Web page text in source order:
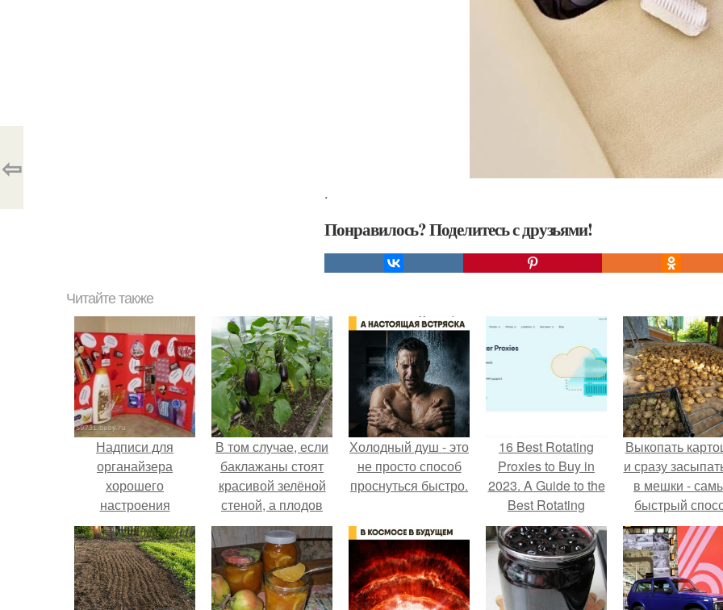
.
Понравилось? Поделитесь с друзьями!
⇦
Читайте также
Надписи для
органайзера
хорошего
настроения
распечатать. Идеи
"Органайзеров
Хорошего
Настроения" с
примерами
В том случае, если
баклажаны стоят
красивой зелёной
стеной, а плодов
почти не видно -
радоваться тут
нечему.
Холодный душ - это
не просто способ
проснуться быстро.
16 Best Rotating
Proxies to Buy in
2023. A Guide to the
Best Rotating
Proxies of 2023
Выкопать
и сразу
в мешки -
быстрый
спрятать
урожаем
порезы и
клубни.